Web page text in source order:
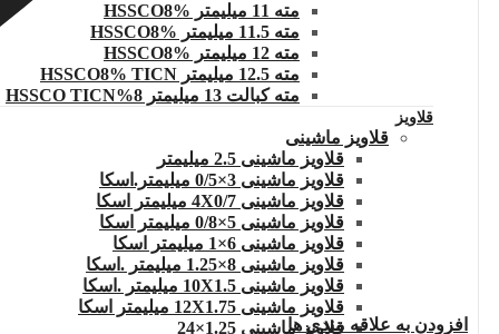
مته 11 میلیمتر HSSCO8%
مته 11.5 میلیمتر HSSCO8%
مته 12 میلیمتر HSSCO8%
مته 12.5 میلیمتر HSSCO8% TICN
مته کبالت 13 میلیمتر 8%HSSCO TICN
قلاویز
قلاویز ماشینی
قلاویز ماشینی 2.5 میلیمتر
قلاویز ماشینی 3×0/5 میلیمتر.اسکا
قلاویز ماشینی 4X0/7 میلیمتر اسکا
قلاویز ماشینی 5×0/8 میلیمتر اسکا
قلاویز ماشینی 6×1 میلیمتر اسکا
قلاویز ماشینی 8×1.25 میلیمتر .اسکا
قلاویز ماشینی 10X1.5 میلیمتر .اسکا
قلاویز ماشینی 12X1.75 میلیمتر اسکا
قلاویز ماشینی 1.25×24افزودن به علاقه مندی ها